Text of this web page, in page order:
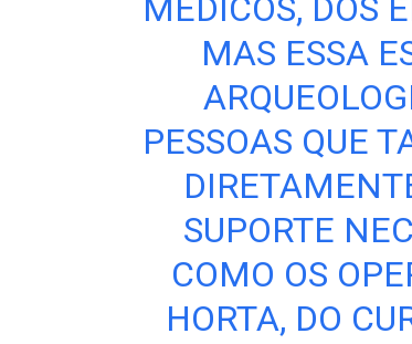
MÉDICOS, DOS
MAS ESSA
PESSOAS QUE
SUPORTE
COMO OS
HORTA, DO